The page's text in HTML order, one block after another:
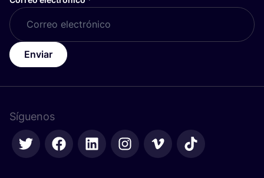
Enviar
Síguenos